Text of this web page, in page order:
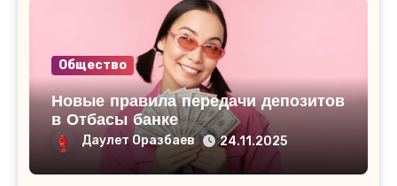
Общество
Новые правила передачи депозитов
в Отбасы банке
Даулет Оразбаев 24.11.2025